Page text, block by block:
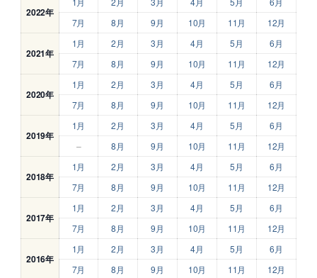
2022年
7月
8月 9月 10月 11月 12月
2021年
1月 2月 3月 4月 5月
6月
7月
8月 9月 10月 11月 12月
2020年
1月 2月 3月 4月 5月
6月
7月
8月 9月 10月 11月 12月
2019年
1月 2月 3月 4月 5月
6月
–
8月 9月 10月 11月 12月
2018年
1月 2月 3月 4月 5月
6月
7月
8月 9月 10月 11月 12月
2017年
1月 2月 3月 4月 5月
6月
7月
8月 9月 10月 11月 12月
2016年
1月 2月 3月 4月 5月
6月
7月
8月 9月 10月 11月 12月